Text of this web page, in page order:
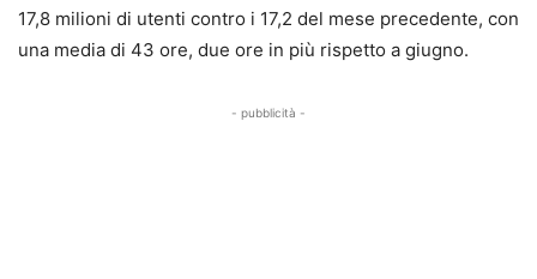
17,8 milioni di utenti contro i 17,2 del mese precedente, con
una media di 43 ore, due ore in più rispetto a giugno.
- pubblicità -